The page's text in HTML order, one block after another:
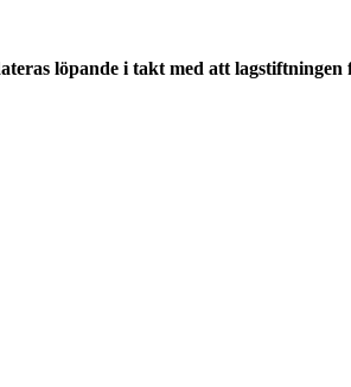
löpande i takt med att